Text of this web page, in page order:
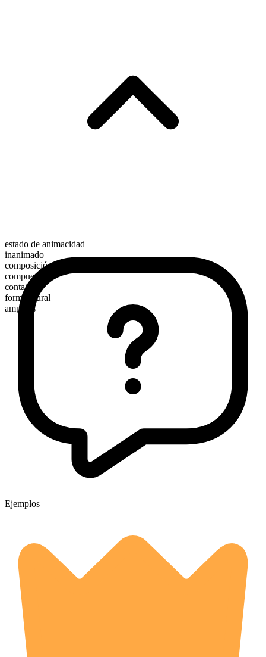
estado de animacidad
inanimado
composición morfológica
compuesto
contable
forma plural
amperes
Ejemplos